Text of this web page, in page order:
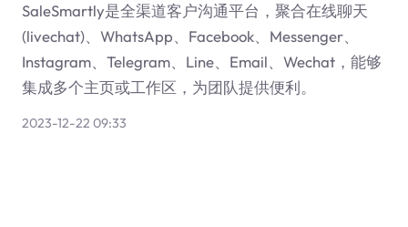
SaleSmartly是全渠道客户沟通平台，聚合在线聊天
(livechat)、WhatsApp、Facebook、Messenger、
Instagram、Telegram、Line、Email、Wechat，能够
集成多个主页或工作区，为团队提供便利。
2023-12-22 09:33